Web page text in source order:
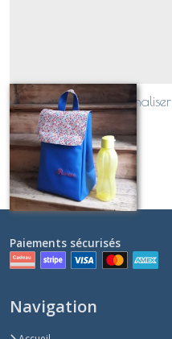
Lunch bag à personnaliser
Sur demande
Paiements sécurisés
Navigation